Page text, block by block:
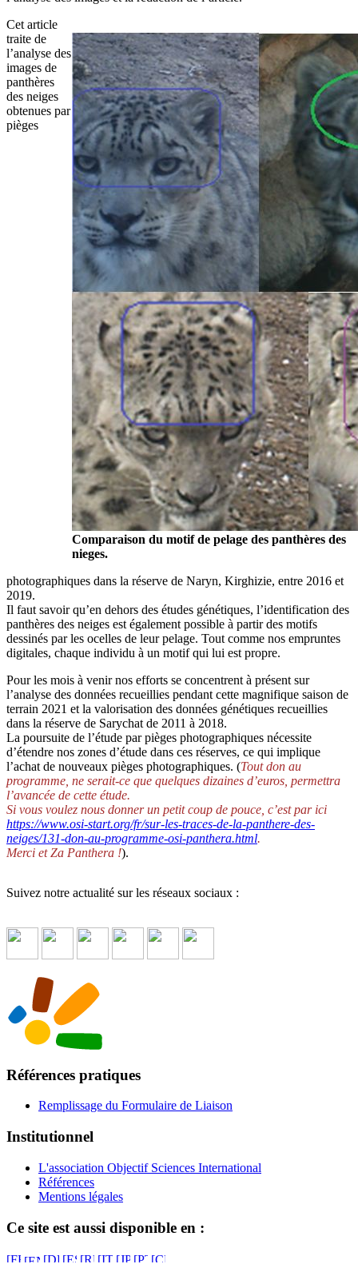
Comparaison du motif de pelage des panthères des
nieges.
Cet article
traite de
l’analyse des
images de
panthères
des neiges
obtenues par
pièges
photographiques dans la réserve de Naryn, Kirghizie, entre 2016 et
2019.
Il faut savoir qu’en dehors des études génétiques, l’identification des
panthères des neiges est également possible à partir des motifs
dessinés par les ocelles de leur pelage. Tout comme nos empruntes
digitales, chaque individu à un motif qui lui est propre.
Pour les mois à venir nos efforts se concentrent à présent sur
l’analyse des données recueillies pendant cette magnifique saison de
terrain 2021 et la valorisation des données génétiques recueillies
dans la réserve de Sarychat de 2011 à 2018.
La poursuite de l’étude par pièges photographiques nécessite
d’étendre nos zones d’étude dans ces réserves, ce qui implique
l’achat de nouveaux pièges photographiques. (Tout don au
programme, ne serait-ce que quelques dizaines d’euros, permettra
l’avancée de cette étude.
Si vous voulez nous donner un petit coup de pouce, c’est par ici
https://www.osi-start.org/fr/sur-les-traces-de-la-panthere-des-
neiges/131-don-au-programme-osi-panthera.html.
Merci et Za Panthera !).
Suivez notre actualité sur les réseaux sociaux :
Références pratiques
Remplissage du Formulaire de Liaison
Institutionnel
L'association Objectif Sciences International
Références
Mentions légales
Ce site est aussi disponible en :